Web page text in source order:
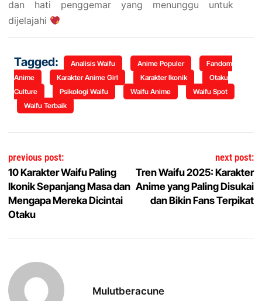
dan hati penggemar yang menunggu untuk
dijelajahi
Tagged: Analisis Waifu Anime Populer
Fandom
Anime
Karakter Anime Girl Karakter Ikonik
Otaku
Culture
Psikologi Waifu Waifu Anime
Waifu Spot
Waifu Terbaik
Navigasi pos
previous post:
10 Karakter Waifu Paling
Ikonik Sepanjang Masa dan
Mengapa Mereka Dicintai
Otaku
next post:
Tren Waifu 2025: Karakter
Anime yang Paling Disukai
dan Bikin Fans Terpikat
Mulutberacune